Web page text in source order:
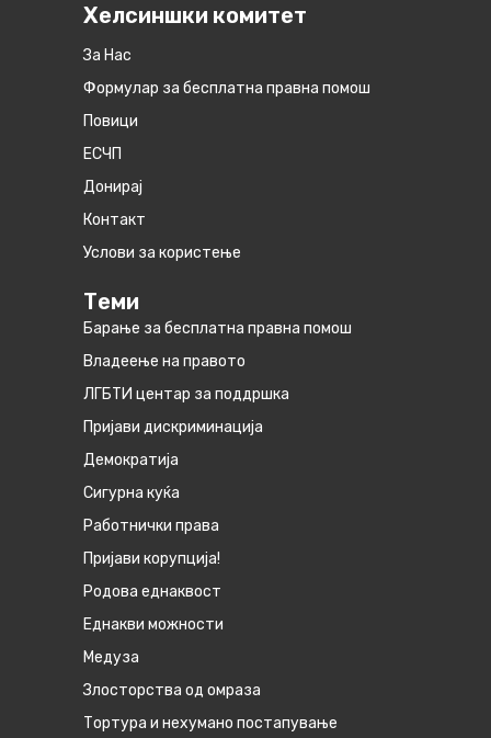
Хелсиншки комитет
За Нас
Формулар за бесплатна правна помош
Повици
ЕСЧП
Донирај
Контакт
Услови за користење
Теми
Барање за бесплатна правна помош
Владеење на правото
ЛГБТИ центар за поддршка
Пријави дискриминација
Демократија
Сигурна куќа
Работнички права
Пријави корупција!
Родова еднаквост
Eднакви можности
Медуза
Злосторства од омраза
Тортура и нехумано постапување